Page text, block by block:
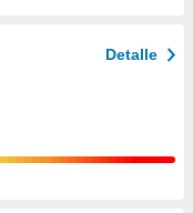
Detalle